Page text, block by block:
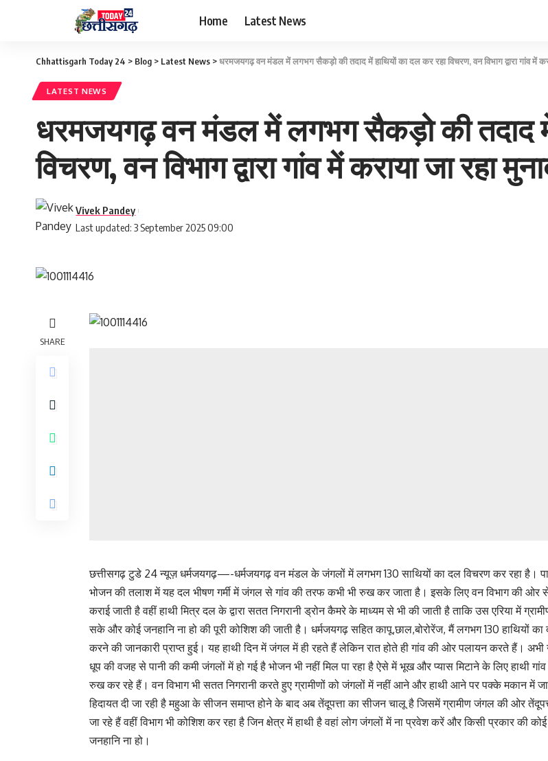
Home Latest News
Chhattisgarh Today 24 > Blog > Latest News >धरमजयगढ़ वन मंडल में लगभग सैकड़ो की तदाद में हाथियों का दल कर रहा विचरण, वन विभाग द्वारा गांव में
LATEST NEWS
धरमजयगढ़ वन मंडल में लगभग सैकड़ो की तदाद में
विचरण, वन विभाग द्वारा गांव में कराया जा रहा
Last updated: 3 September 2025 09:00
Vivek Pandey
SHARE
छत्तीसगढ़ टुडे 24 न्यूज़ धर्मजयगढ़—-धर्मजयगढ़ वन मंडल के जंगलों में लगभग 130 साथियों का दल विचरण कर रहा है।
भोजन की तलाश में यह दल भीषण गर्मी में जंगल से गांव की तरफ कभी भी रुख कर जाता है। इसके लिए वन विभाग की ओर से
कराई जाती है वहीं हाथी मित्र दल के द्वारा सतत निगरानी ड्रोन कैमरे के माध्यम से भी की जाती है ताकि उस एरिया में
सके और कोई जनहानि ना हो की पूरी कोशिश की जाती है। धर्मजयगढ़ सहित कापू,छाल,बोरोरेंज, मैं लगभग 130 हाथियों
करने की जानकारी प्राप्त हुई। यह हाथी दिन में जंगल में ही रहते हैं लेकिन रात होते ही गांव की ओर पलायन करते हैं। अभी
धूप की वजह से पानी की कमी जंगलों में हो गई है भोजन भी नहीं मिल पा रहा है ऐसे में भूख और प्यास मिटाने के लिए हाथी
रुख कर रहे हैं। वन विभाग भी सतत निगरानी करते हुए ग्रामीणों को जंगलों में नहीं आने और हाथी आने पर पक्के मकान में
हिदायत दी जा रही है महुआ के सीजन समाप्त होने के बाद अब तेंदूपत्ता का सीजन चालू है जिसमें ग्रामीण जंगल की ओर
जा रहे हैं वहीं विभाग भी कोशिश कर रहा है जिन क्षेत्र में हाथी है वहां लोग जंगलों में ना प्रवेश करें और किसी प्रकार की कोई
जनहानि ना हो।